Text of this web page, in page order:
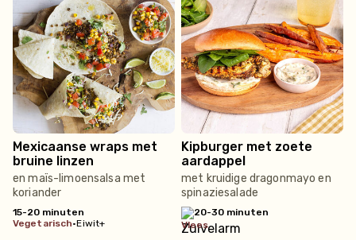
Mexicaanse wraps met
bruine linzen
en maïs-limoensalsa met
koriander
15-20 minuten
vegetarisch•Eiwit+
Kipburger met zoete
aardappel
met kruidige dragonmayo en
spinaziesalade
20-30 minuten
vlees